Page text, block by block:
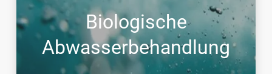
Biologische
Abwasserbehandlung